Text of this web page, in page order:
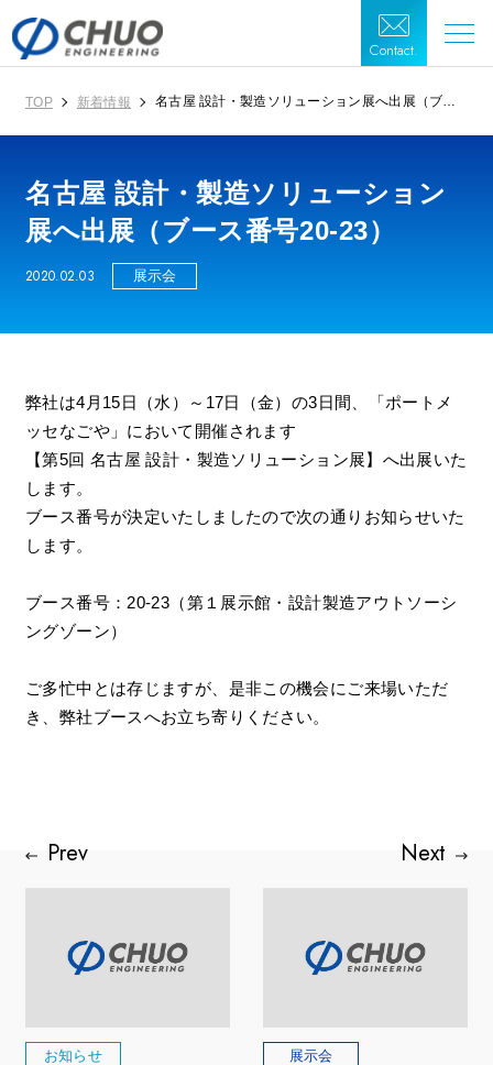
Contact.
TOP 新着情報
名古屋 設計・製造ソリューション展へ出展（ブー
名古屋 設計・製造ソリューション
展へ出展（ブース番号20-23）
2020.02.03 展示会
弊社は4月15日（水）～17日（金）の3日間、「ポートメ
ッセなごや」において開催されます
【第5回 名古屋 設計・製造ソリューション展】へ出展いた
します。
ブース番号が決定いたしましたので次の通りお知らせいた
します。
ブース番号：20-23（第１展示館・設計製造アウトソーシ
ングゾーン）
ご多忙中とは存じますが、是非この機会にご来場いただ
き、弊社ブースへお立ち寄りください。
お知らせ 展示会